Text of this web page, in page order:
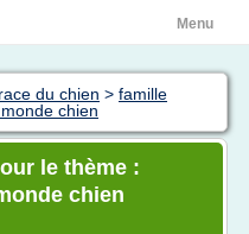
Menu
du chien > famille
chien
le thème :
chien